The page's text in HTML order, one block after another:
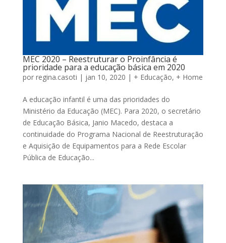
MEC 2020 – Reestruturar o Proinfância é
prioridade para a educação básica em 2020
por regina.casoti | jan 10, 2020 | + Educação, + Home
A educação infantil é uma das prioridades do
Ministério da Educação (MEC). Para 2020, o secretário
de Educação Básica, Janio Macedo, destaca a
continuidade do Programa Nacional de Reestruturação
e Aquisição de Equipamentos para a Rede Escolar
Pública de Educação...